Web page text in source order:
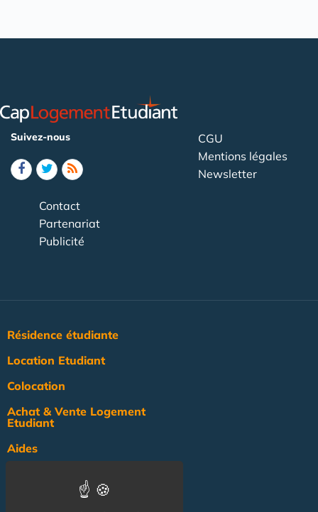
Suivez-nous
CGU
Mentions légales
Newsletter
Contact
Partenariat
Publicité
Résidence étudiante
Location Etudiant
Colocation
Achat & Vente Logement
Etudiant
Aides